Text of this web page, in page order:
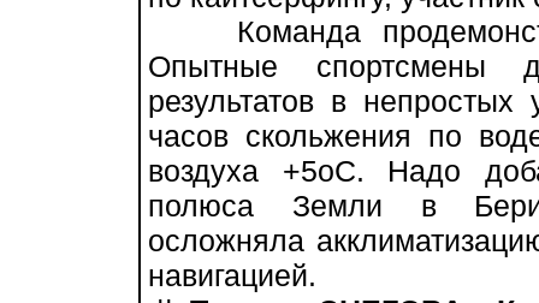
Команда
Опытные спортсмены
результатов в
часов скольжения по
воздуха +5оС. Надо
полюса Земли в
осложняла
навигацией.